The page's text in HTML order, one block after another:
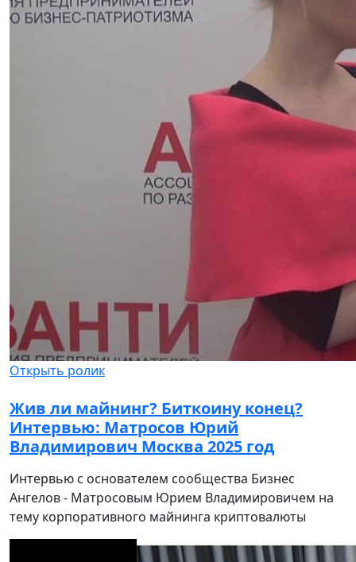
Открыть ролик
Жив ли майнинг? Биткоину конец?
Интервью: Матросов Юрий
Владимирович Москва 2025 год
Интервью с основателем сообщества Бизнес
Ангелов - Матросовым Юрием Владимировичем на
тему корпоративного майнинга криптовалюты